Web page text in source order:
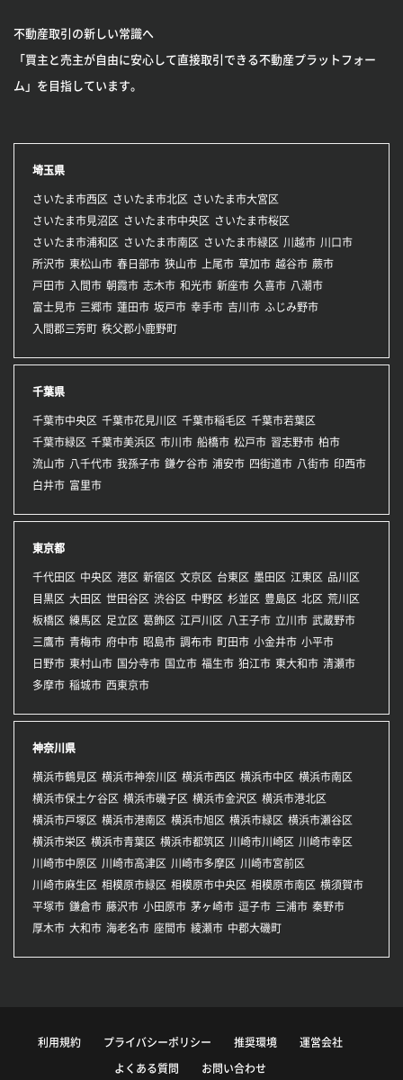
不動産取引の新しい常識へ
「買主と売主が自由に安心して直接取引できる不動産プラットフォー
ム」を目指しています。
埼玉県
さいたま市西区 さいたま市北区
さいたま市大宮区
さいたま市見沼区
さいたま市中央区
さいたま市桜区
さいたま市浦和区
さいたま市南区 さいたま市緑区 川越市 川口市
所沢市 東松山市 春日部市 狭山市 上尾市 草加市 越谷市 蕨市
戸田市 入間市 朝霞市 志木市 和光市 新座市 久喜市 八潮市
富士見市 三郷市 蓮田市 坂戸市 幸手市 吉川市 ふじみ野市
入間郡三芳町 秩父郡小鹿野町
千葉県
千葉市中央区 千葉市花見川区 千葉市稲毛区 千葉市若葉区
千葉市緑区 千葉市美浜区 市川市 船橋市 松戸市 習志野市 柏市
流山市 八千代市 我孫子市 鎌ケ谷市 浦安市 四街道市 八街市 印西市
白井市 富里市
東京都
千代田区 中央区 港区 新宿区 文京区 台東区 墨田区 江東区 品川区
目黒区 大田区 世田谷区 渋谷区 中野区 杉並区 豊島区 北区 荒川区
板橋区 練馬区 足立区 葛飾区 江戸川区 八王子市 立川市 武蔵野市
三鷹市 青梅市 府中市 昭島市 調布市 町田市 小金井市 小平市
日野市 東村山市 国分寺市 国立市 福生市 狛江市 東大和市 清瀬市
多摩市 稲城市 西東京市
神奈川県
横浜市鶴見区 横浜市神奈川区 横浜市西区 横浜市中区 横浜市南区
横浜市保土ケ谷区 横浜市磯子区 横浜市金沢区 横浜市港北区
横浜市戸塚区 横浜市港南区 横浜市旭区 横浜市緑区 横浜市瀬谷区
横浜市栄区 横浜市青葉区 横浜市都筑区 川崎市川崎区 川崎市幸区
川崎市中原区 川崎市高津区 川崎市多摩区 川崎市宮前区
川崎市麻生区 相模原市緑区 相模原市中央区 相模原市南区 横須賀市
平塚市 鎌倉市 藤沢市 小田原市 茅ヶ崎市 逗子市 三浦市 秦野市
厚木市 大和市 海老名市 座間市 綾瀬市 中郡大磯町
利用規約 プライバシーポリシー 推奨環境 運営会社
よくある質問 お問い合わせ